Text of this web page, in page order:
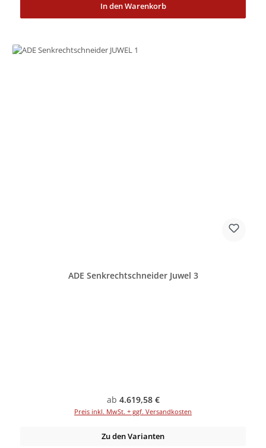
In den Warenkorb
ADE Senkrechtschneider Juwel 3
Regulärer Preis:
ab 4.619,58 €
Preis inkl. MwSt. + ggf. Versandkosten
Zu den Varianten